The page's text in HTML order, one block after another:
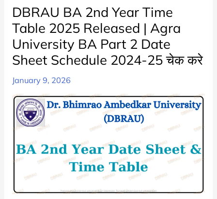
Part
3
Time
Table
2025
AU
BA
Final
3rd
Time
Table
Date
Sheet
DBRAU BA 2nd Year Time
Table 2025 Released | Agra
University BA Part 2 Date
Sheet Schedule 2024-25 चेक करे
January 9, 2026